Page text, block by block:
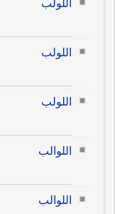
اللولب
اللولب
اللولب
اللوالب
اللوالب